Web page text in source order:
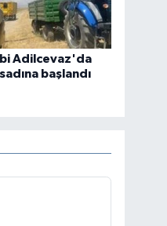
Adilcevaz'da
başlandı